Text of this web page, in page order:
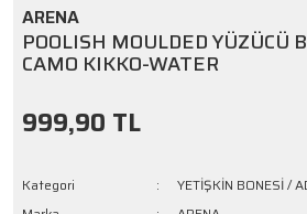
ARENA
POOLISH MOULDED YÜZÜCÜ
CAMO KIKKO-WATER
999,90 TL
Kategori
YETİŞKİN BONESİ /